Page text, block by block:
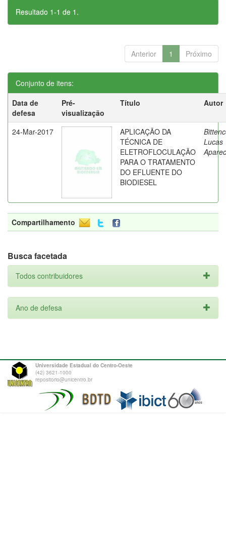
Resultado 1-1 de 1.
Anterior 1 Próximo
Conjunto de itens:
Data de
defesa
Pré-
visualização
Título Autor
24-Mar-2017
APLICAÇÃO DA
TÉCNICA DE
ELETROFLOCULAÇÃO
PARA O TRATAMENTO
DO EFLUENTE DO
BIODIESEL
Lucas
Compartilhamento
Busca facetada
Todos contribuidores
Ano de defesa
Universidade Estadual do Centro-Oeste
(42) 3621-1000
repositorio@unicentro.br